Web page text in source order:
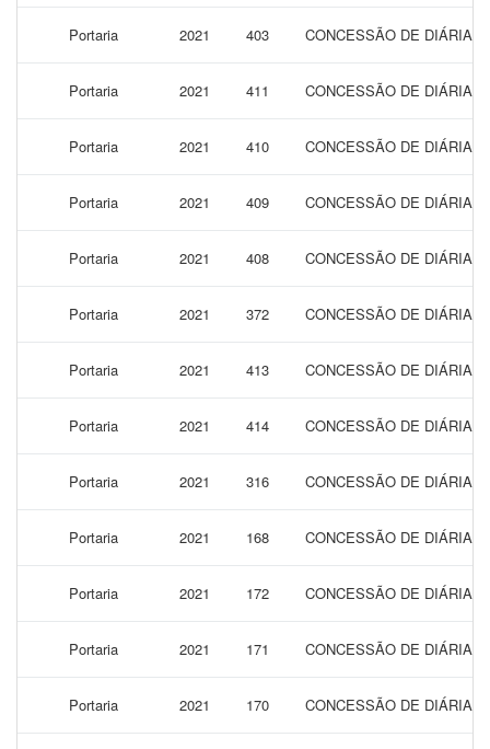
Portaria 2021 403 CONCESSÃO DE DIÁRIAS
Portaria 2021 411 CONCESSÃO DE DIÁRIAS
Portaria 2021 410 CONCESSÃO DE DIÁRIAS
Portaria 2021 409 CONCESSÃO DE DIÁRIAS
Portaria 2021 408 CONCESSÃO DE DIÁRIAS
Portaria 2021 372 CONCESSÃO DE DIÁRIAS
Portaria 2021 413 CONCESSÃO DE DIÁRIAS
Portaria 2021 414 CONCESSÃO DE DIÁRIAS
Portaria 2021 316 CONCESSÃO DE DIÁRIAS
Portaria 2021 168 CONCESSÃO DE DIÁRIAS
Portaria 2021 172 CONCESSÃO DE DIÁRIAS
Portaria 2021 171 CONCESSÃO DE DIÁRIAS
Portaria 2021 170 CONCESSÃO DE DIÁRIAS